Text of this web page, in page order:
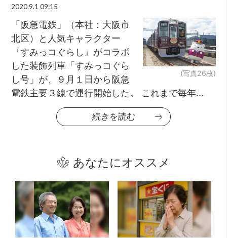
2020.9.1 09:15
(写真26枚)
「阪急電鉄」（本社：大阪市
北区）と人気キャラクター
『すみっコぐらし』がコラボ
した装飾列車「すみっコぐら
し号」が、９月１日から阪急
電鉄主要３線で運行開始した。 これまで毎年...
続きを読む
あなたにオススメ